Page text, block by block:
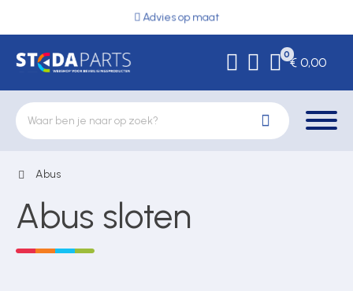
Advies op maat
0
€ 0,00
Deurbeslag
Abus
Abus sloten